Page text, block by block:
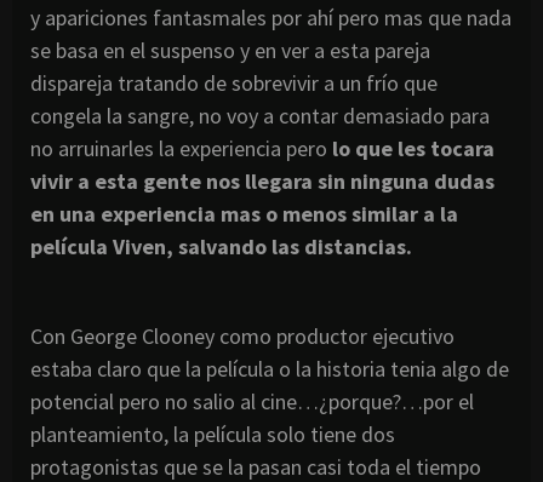
y apariciones fantasmales por ahí pero mas que nada
se basa en el suspenso y en ver a esta pareja
dispareja tratando de sobrevivir a un frío que
congela la sangre, no voy a contar demasiado para
no arruinarles la experiencia pero lo que les tocara
vivir a esta gente nos llegara sin ninguna dudas
en una experiencia mas o menos similar a la
película Viven, salvando las distancias.
Con George Clooney como productor ejecutivo
estaba claro que la película o la historia tenia algo de
potencial pero no salio al cine…¿porque?…por el
planteamiento, la película solo tiene dos
protagonistas que se la pasan casi toda el tiempo